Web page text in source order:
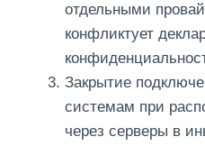
отдельными
конфликтует
Закрытие
системам при
через серверы в